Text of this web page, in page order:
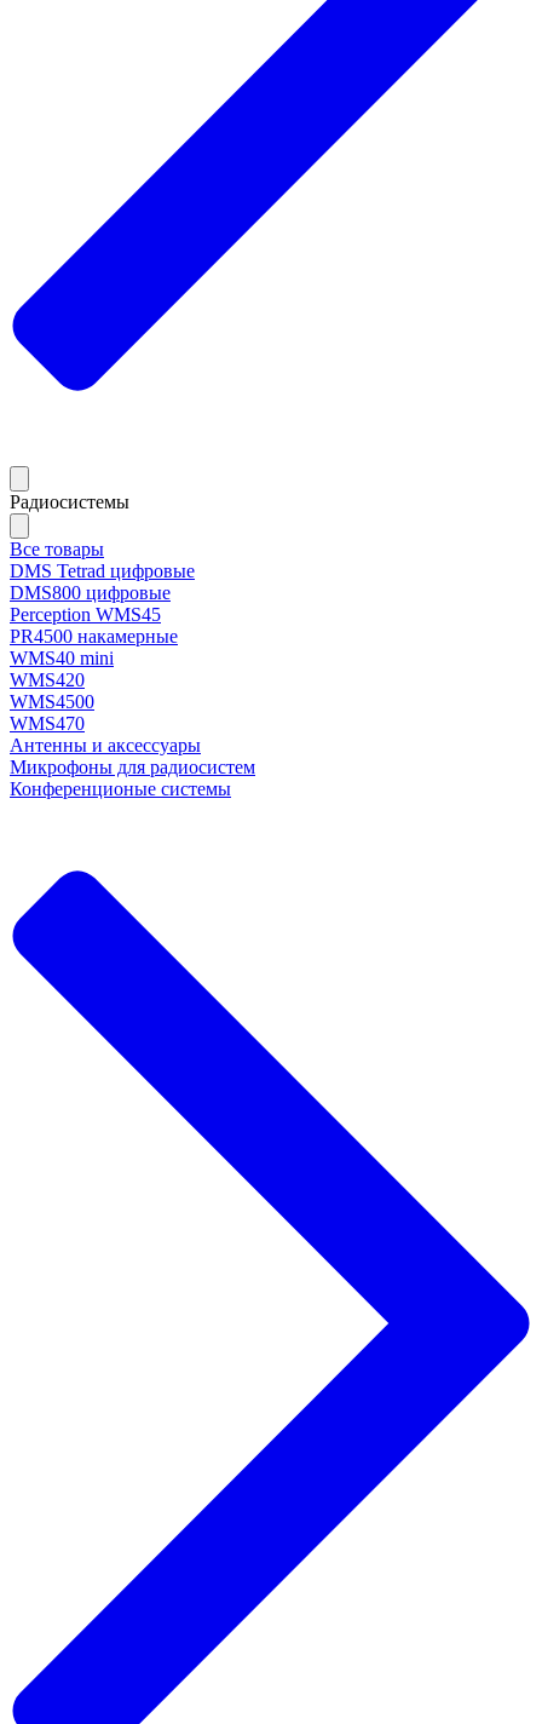
Радиосистемы
Все товары
DMS Tetrad цифровые
DMS800 цифровые
Perception WMS45
PR4500 накамерные
WMS40 mini
WMS420
WMS4500
WMS470
Антенны и аксессуары
Микрофоны для радиосистем
Конференционые системы